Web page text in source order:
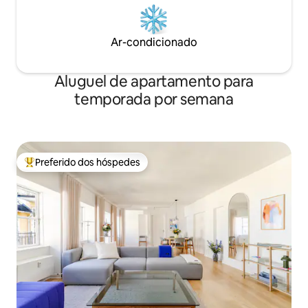
Ar-condicionado
Aluguel de apartamento para
temporada por semana
Entre os melhores preferidos dos hóspedes
Preferido dos hóspedes